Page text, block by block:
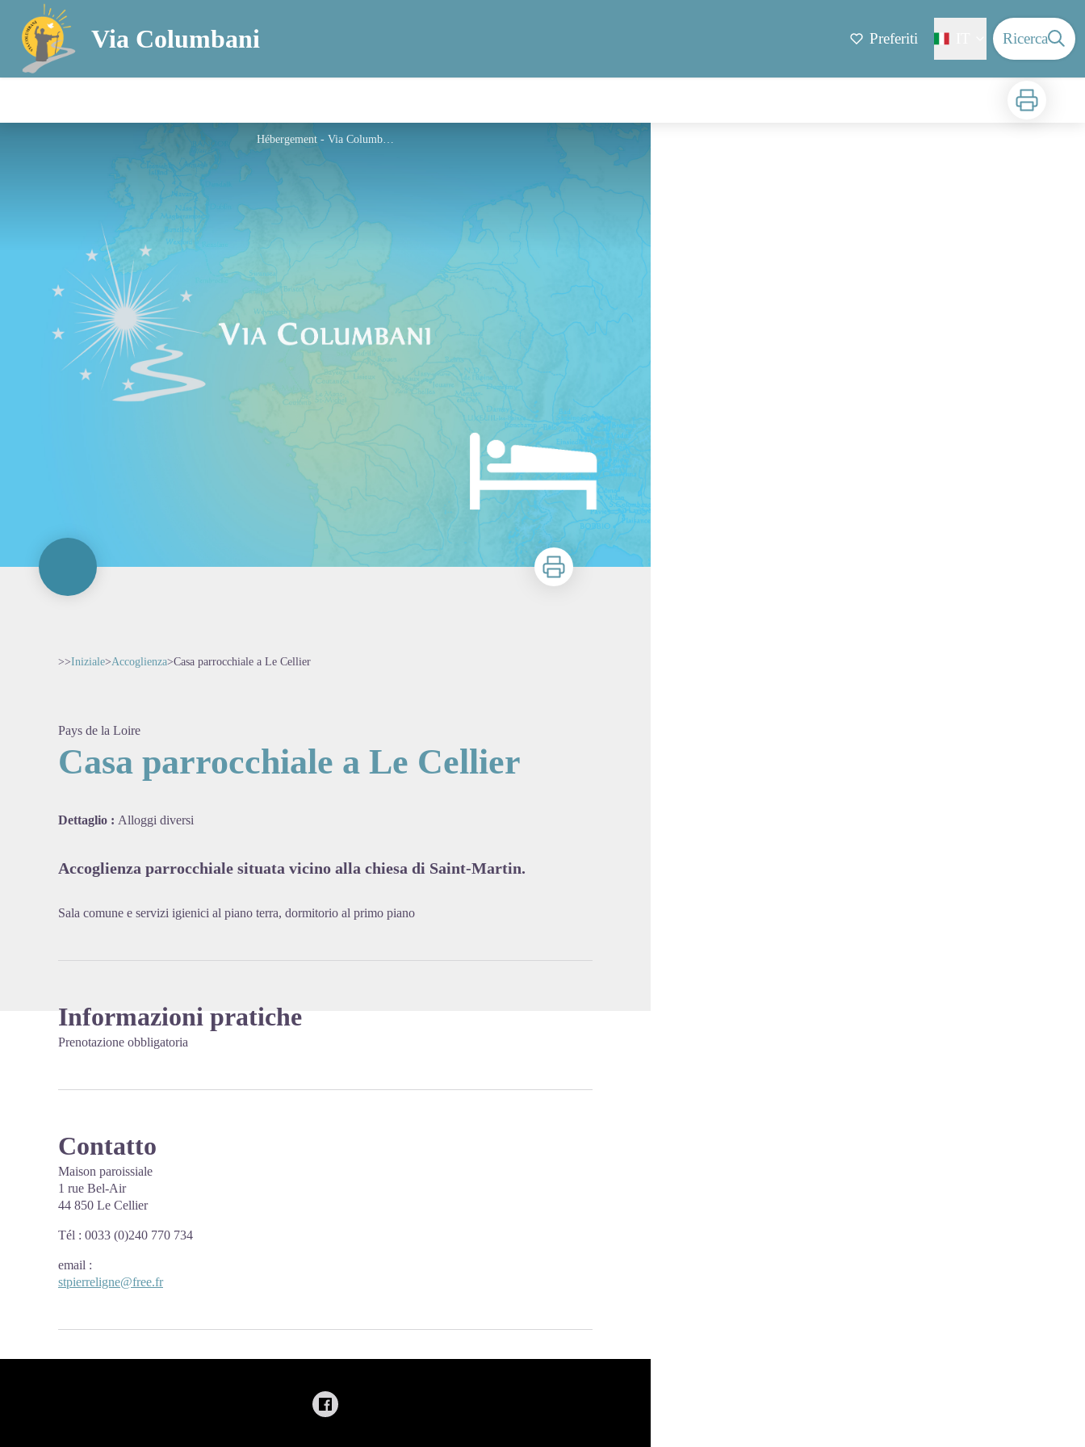
Via Columbani Preferiti Ricerca
Stampa
Hébergement - Via Columbani
Stampa
>>Iniziale>Accoglienza>Casa parrocchiale a Le Cellier
Pays de la Loire
Casa parrocchiale a Le Cellier
Dettaglio : Alloggi diversi
Accoglienza parrocchiale situata vicino alla chiesa di Saint-Martin.
Sala comune e servizi igienici al piano terra, dormitorio al primo piano
Informazioni pratiche
Prenotazione obbligatoria
Contatto
Maison paroissiale
1 rue Bel-Air
44 850 Le Cellier
Tél : 0033 (0)240 770 734
email :
stpierreligne@free.fr